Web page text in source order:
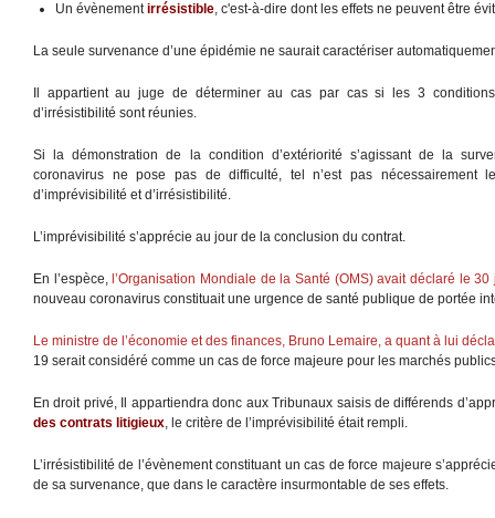
Un évènementirrésistible, c'est-à-dire dont les effets ne peuvent être
La seule survenance d’une épidémie ne saurait caractériser
Il appartient au juge de déterminer au cas par cas si les 3 conditions
d’irrésistibilité sont réunies.
Si la démonstration de la condition d’extériorité s’agissant de la
coronavirus ne pose pas de difficulté, tel n’est pas nécessairement
d’imprévisibilité et d’irrésistibilité.
L’imprévisibilité s’apprécie au jour de la conclusion du contrat.
En l’espèce, l’Organisation Mondiale de la Santé (OMS) avait déclaré le
nouveau coronavirus constituait une urgence de santé publique de portée
Le ministre de l’économie et des finances, Bruno Lemaire, a quant à lui
19 serait considéré comme un cas de force majeure pour les marchés
En droit privé, Il appartiendra donc aux Tribunaux saisis de différends
des contrats litigieux, le critère de l’imprévisibilité était rempli.
L’irrésistibilité de l’évènement constituant un cas de force majeure
de sa survenance, que dans le caractère insurmontable de ses effets.